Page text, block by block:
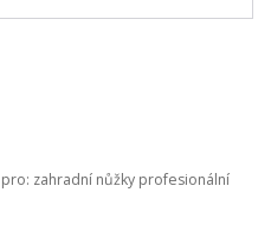
zahradní nůžky profesionální